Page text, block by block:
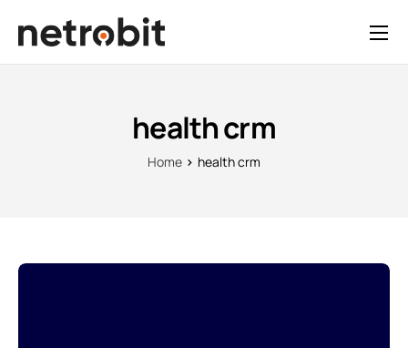
health crm
Home health crm